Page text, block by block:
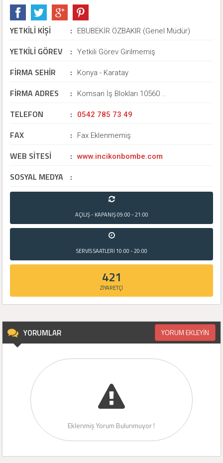
YETKİLİ KİŞİ : EBUBEKİR ÖZBAKIR (Genel Müdür)
YETKİLİ GÖREV : Yetkili Görev Girilmemiş
FİRMA SEHİR : Konya - Karatay
FİRMA ADRES : Komsan İş Blokları 10560 ..
TELEFON : 0542 785 73 49
FAX : Fax Eklenmemiş
WEB SİTESİ : www.incikonbombe.com
SOSYAL MEDYA :
AÇILIŞ - KAPANIŞ09:00 - 21:00
SERVİS SAATLERİ 10:00 - 20:00
421
ZİYARETÇİ
YORUMLAR YORUM EKLEYİN
Eklenmiş Yorum Bulunmuyor !